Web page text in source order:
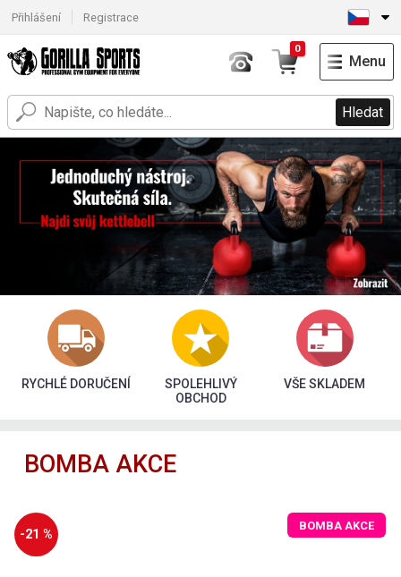
Přihlášení Registrace
Hledat
0
Menu
RYCHLÉ DORUČENÍ
SPOLEHLIVÝ
OBCHOD
VŠE SKLADEM
BOMBA AKCE
-21 %
BOMBA AKCE